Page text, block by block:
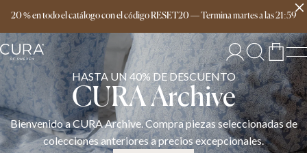
20 % en todo el catálogo con el código RESET20—Terminamartesa las21:59
Envío gratis a partir de 149 €
HASTA UN 40% DE DESCUENTO
CURA Archive
Bienvenido a CURA Archive. Compra piezas seleccionadas de
colecciones anteriores a precios excepcionales.